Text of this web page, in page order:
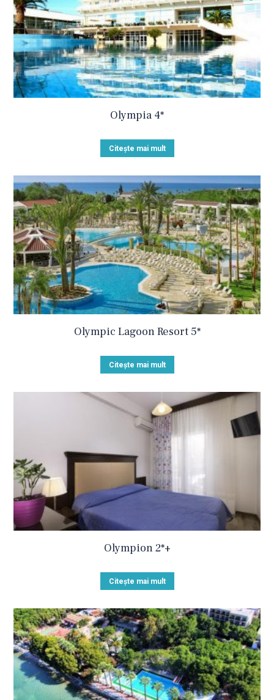
Olympia 4*
Citește mai mult
Olympic Lagoon Resort 5*
Citește mai mult
Olympion 2*+
Citește mai mult